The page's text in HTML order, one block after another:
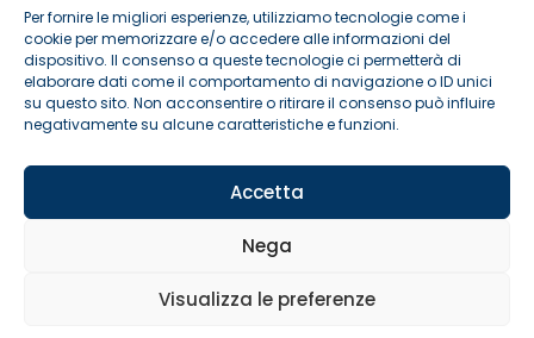
Per fornire le migliori esperienze, utilizziamo tecnologie come i
cookie per memorizzare e/o accedere alle informazioni del
dispositivo. Il consenso a queste tecnologie ci permetterà di
elaborare dati come il comportamento di navigazione o ID unici
su questo sito. Non acconsentire o ritirare il consenso può influire
negativamente su alcune caratteristiche e funzioni.
Accetta
Nega
Visualizza le preferenze
Prenota un appuntamento online
Copyright © 2026 Poliambulatorio BluMedica a
Sandrigo (VI). All Rights Reserved.
Website creato byBest Strategy